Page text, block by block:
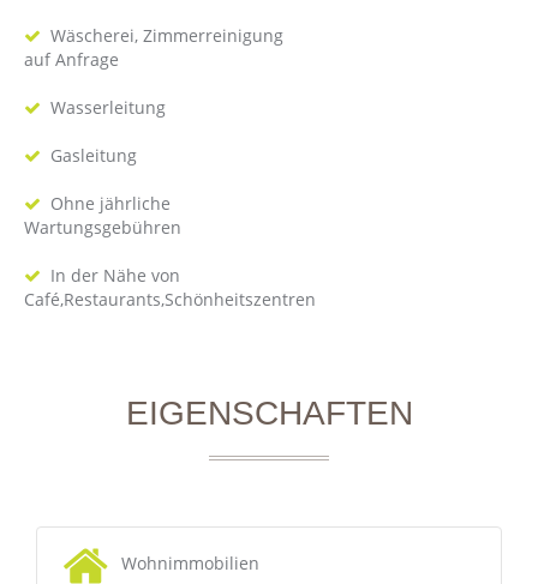
Wäscherei, Zimmerreinigung
auf Anfrage
Wasserleitung
Gasleitung
Ohne jährliche
Wartungsgebühren
In der Nähe von
Café,Restaurants,Schönheitszentren
EIGENSCHAFTEN
Wohnimmobilien